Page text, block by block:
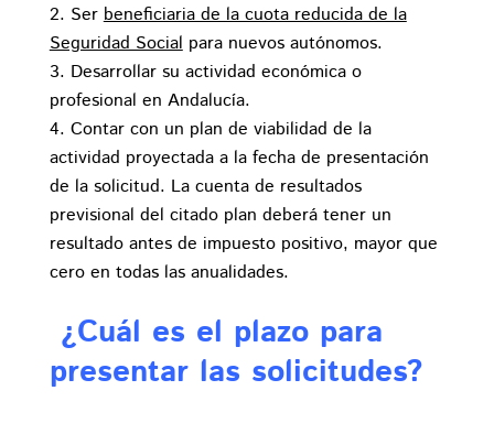
Serbeneficiaria de la cuota reducida de la
Seguridad Socialpara nuevos autónomos.
Desarrollar su actividad económica o
profesional en Andalucía.
Contar con un plan de viabilidad de la
actividad proyectada a la fecha de presentación
de la solicitud. La cuenta de resultados
previsional del citado plan deberá tener un
resultado antes de impuesto positivo, mayor que
cero en todas las anualidades.
¿Cuál es el plazo para
presentar las solicitudes?